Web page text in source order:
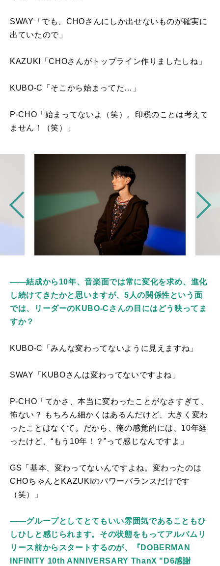
SWAY「でも、CHOさんにしか出せないものが確実に
出ていたので」
KAZUKI「CHOさんがトップライン作りましたしね」
KUBO-C「そこから始まってた…」
P-CHO「始まってないよ（笑）。印税のことは考えて
ません！（笑）」
――結成から10年、音楽面では常に変化を求め、進化
し続けてきたかと思いますが、5人の関係性という面
では、リーダーのKUBO-Cさんの目にはどう映ってま
すか？
KUBO-C「みんな変わってないように見えますね」
SWAY「KUBOさんは変わってないですよね」
P-CHO「てかさ、本当に変わったことがなさすぎて、
怖ない？ もちろん細かくはあるんだけど、大きく変わ
ったことはなくて。だから、俺の感覚的には、 10年経
ったけど、“もう 10年！？”って感じなんですよ」
GS「基本、変わってないんですよね。変わったのは
CHOちゃんと KAZUKIのパワーバランスだけです
（笑）」
――グループとしてとてもいい雰囲気であることもひ
しひしと感じられます。その状態をもってアルバムリ
リース前からスタートするのが、『DOBERMAN
INFINITY 10th ANNIVERSARY ThanX "D6感謝